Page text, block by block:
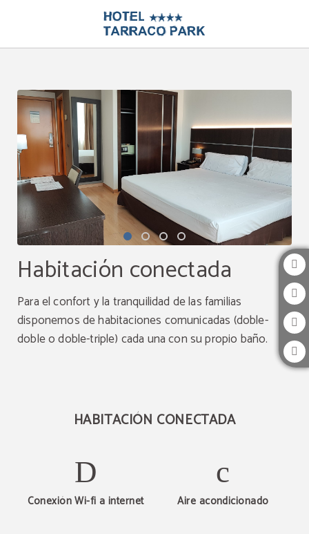
Habitación conectada
Para el confort y la tranquilidad de las familias
disponemos de habitaciones comunicadas (doble-
doble o doble-triple) cada una con su propio baño.
HABITACIÓN CONECTADA
Conexión Wi-fi a internet Aire acondicionado